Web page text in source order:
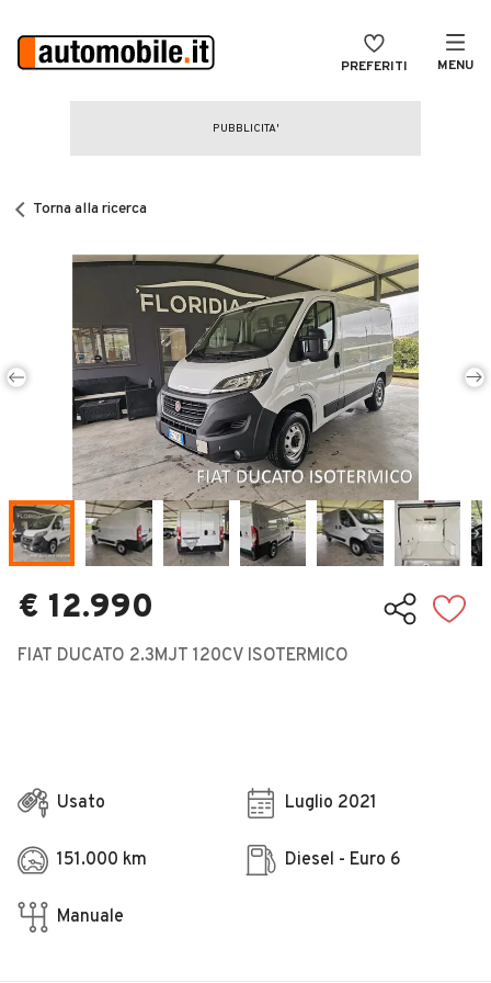
PREFERITI MENU
CERCA
Noleggio a lungo termine
Auto d'epoca
Moto
Camper
Veicoli Commerciali
Concessionari
Torna alla ricerca
€ 12.990
FIAT DUCATO 2.3MJT 120CV ISOTERMICO
Usato Luglio 2021
151.000 km Diesel - Euro 6
Manuale